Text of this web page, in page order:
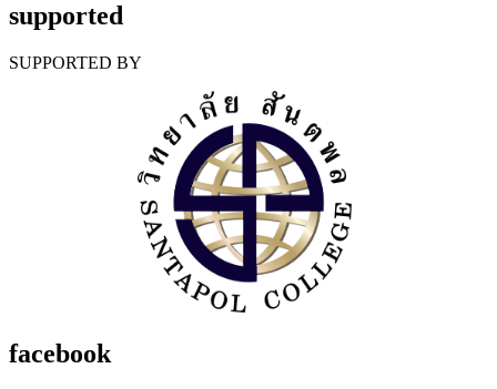
supported
SUPPORTED BY
facebook